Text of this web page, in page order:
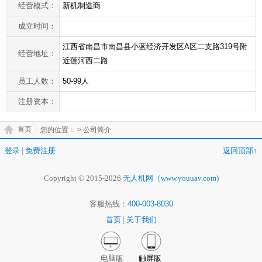
经营模式： 新机制造商
成立时间：
经营地址：
江西省南昌市南昌县小蓝经济开发区A区二支路319号附
近莲河西二路
员工人数： 50-99人
注册资本：
您的位置：
首页 > 公司简介
登录 免费注册 返回顶部↑
Copyright © 2015-2026 无人机网（www.youuav.com)
客服热线： 400-003-8030
首页
关于我们
电脑版 触屏版